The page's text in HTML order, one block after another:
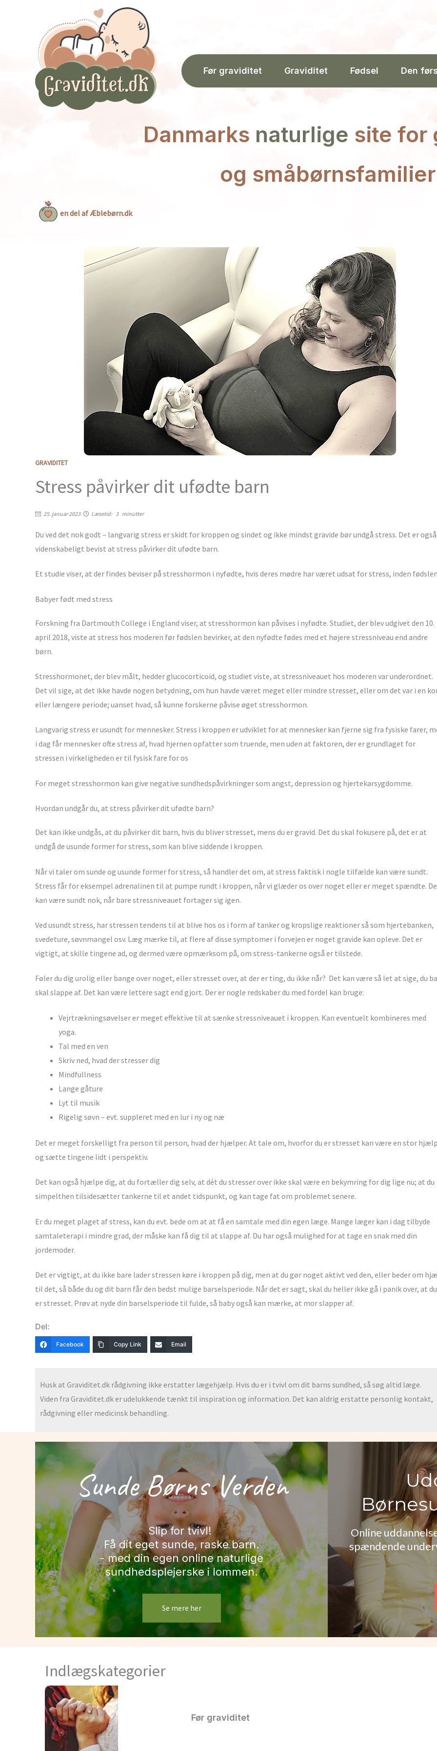
Før graviditet Graviditet Fødsel Den
Danmarks naturlige site for
og småbørnsfamilier
en del af Æblebørn.dk
GRAVIDITET
Stress påvirker dit ufødte barn
25. januar 2023 Læsetid: 3 minutter
Du ved det nok godt – langvarig stress er skidt for kroppen og sindet og ikke mindst gravide bør undgå stress. Det er også
videnskabeligt bevist at stress påvirker dit ufødte barn.
Et studie viser, at der findes beviser på stresshormon i nyfødte, hvis deres mødre har været udsat for stress, inden
Babyer født med stress
Forskning fra Dartmouth College i England viser, at stresshormon kan påvises i nyfødte. Studiet, der blev udgivet den 10.
april 2018, viste at stress hos moderen før fødslen bevirker, at den nyfødte fødes med et højere stressniveau end andre
børn.
Stresshormonet, der blev målt, hedder glucocorticoid, og studiet viste, at stressniveauet hos moderen var underordnet.
Det vil sige, at det ikke havde nogen betydning, om hun havde været meget eller mindre stresset, eller om det var i en
eller længere periode; uanset hvad, så kunne forskerne påvise øget stresshormon.
Langvarig stress er usundt for mennesker. Stress i kroppen er udviklet for at mennesker kan fjerne sig fra fysiske farer,
i dag får mennesker ofte stress af, hvad hjernen opfatter som truende, men uden at faktoren, der er grundlaget for
stressen i virkeligheden er til fysisk fare for os
For meget stresshormon kan give negative sundhedspåvirkninger som angst, depression og hjertekarsygdomme.
Hvordan undgår du, at stress påvirker dit ufødte barn?
Det kan ikke undgås, at du påvirker dit barn, hvis du bliver stresset, mens du er gravid. Det du skal fokusere på, det er at
undgå de usunde former for stress, som kan blive siddende i kroppen.
Når vi taler om sunde og usunde former for stress, så handler det om, at stress faktisk i nogle tilfælde kan være sundt.
Stress får for eksempel adrenalinen til at pumpe rundt i kroppen, når vi glæder os over noget eller er meget spændte.
kan være sundt nok, når bare stressniveauet fortager sig igen.
Ved usundt stress, har stressen tendens til at blive hos os i form af tanker og kropslige reaktioner så som hjertebanken,
svedeture, søvnmangel osv. Læg mærke til, at flere af disse symptomer i forvejen er noget gravide kan opleve. Det er
vigtigt, at skille tingene ad, og dermed være opmærksom på, om stress-tankerne også er tilstede.
Føler du dig urolig eller bange over noget, eller stresset over, at der er ting, du ikke når? Det kan være så let at sige, du
skal slappe af. Det kan være lettere sagt end gjort. Der er nogle redskaber du med fordel kan bruge:
Vejrtrækningsøvelser er meget effektive til at sænke stressniveauet i kroppen. Kan eventuelt kombineres med
yoga.
Tal med en ven
Skriv ned, hvad der stresser dig
Mindfullness
Lange gåture
Lyt til musik
Rigelig søvn – evt. suppleret med en lur i ny og næ
Det er meget forskelligt fra person til person, hvad der hjælper. At tale om, hvorfor du er stresset kan være en stor hjælp
og sætte tingene lidt i perspektiv.
Det kan også hjælpe dig, at du fortæller dig selv, at dét du stresser over ikke skal være en bekymring for dig lige nu; at du
simpelthen tilsidesætter tankerne til et andet tidspunkt, og kan tage fat om problemet senere.
Er du meget plaget af stress, kan du evt. bede om at at få en samtale med din egen læge. Mange læger kan i dag tilbyde
samtaleterapi i mindre grad, der måske kan få dig til at slappe af. Du har også mulighed for at tage en snak med din
jordemoder.
Det er vigtigt, at du ikke bare lader stressen køre i kroppen på dig, men at du gør noget aktivt ved den, eller beder om
til det, så både du og dit barn får den bedst mulige barselsperiode. Når det er sagt, skal du heller ikke gå i panik over, at du
er stresset. Prøv at nyde din barselsperiode til fulde, så baby også kan mærke, at mor slapper af.
Del:
Facebook Copy Link Email
Husk at Graviditet.dk rådgivning ikke erstatter lægehjælp. Hvis du er i tvivl om dit barns sundhed, så søg altid læge.
Viden fra Graviditet.dk er udelukkende tænkt til inspiration og information. Det kan aldrig erstatte personlig kontakt,
rådgivning eller medicinsk behandling.
Sunde Børns Verden
Slip for tvivl!
Få dit eget sunde, raske barn.
- med din egen online naturlige
sundhedsplejerske i lommen.
Se mere her
Online
spændende
Indlægskategorier
Før graviditet